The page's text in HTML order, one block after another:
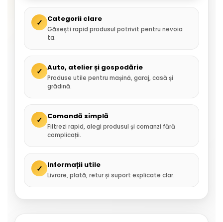
✓ Categorii clare
Găsești rapid produsul potrivit pentru nevoia
ta.
✓ Auto, atelier și gospodărie
Produse utile pentru mașină, garaj, casă și
grădină.
✓ Comandă simplă
Filtrezi rapid, alegi produsul și comanzi fără
complicații.
✓ Informații utile
Livrare, plată, retur și suport explicate clar.